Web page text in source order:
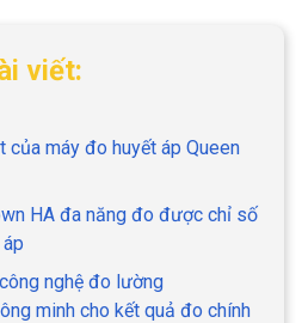
viết:
của máy đo huyết áp Queen
HA đa năng đo được chỉ số
nghệ đo lường
minh cho kết quả đo chính